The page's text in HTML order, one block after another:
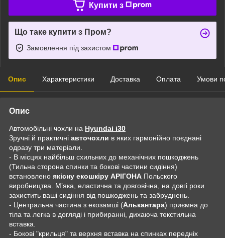
Купити з
Що таке купити з Пром?
Замовлення під захистом
Опис Характеристики Доставка Оплата Умови
Опис
Автомобільні чохли на Hyundai i30
Зручні й практичні авточохли в яких гармонійно поєднані
одразу три матеріали.
- В місцях найбільш схильних до механічних пошкоджень
(Тильна сторона спинки та бокові частини сидіння)
встановлено якісну екошкіру АРІГОНА Польского
виробництва. Мʼяка, еластична та довговічна, на довгі роки
захистить ваші сидіння від пошкоджень та забруднень.
- Центральна частина з екозамші (Алькантара) приємна до
тіла та легка в догляді і прибиранні, дихаюча текстильна
вставка.
- Бокові "крильця" та верхня вставка на спинках передніх